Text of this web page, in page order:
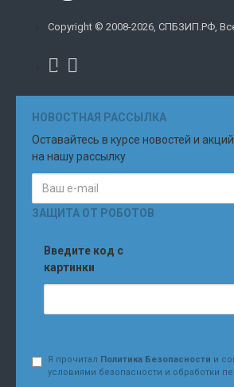
Copyright © 2008-2026, СПБЗИП.РФ,
НОВОСТНАЯ РАССЫЛКА
Оставайтесь в курсе новостей и
на нашу рассылку
ЗАЩИТА ОТ РОБОТОВ
Введите код с
картинки
Я прочитал Политика Безопасности и
условиями безопасности и обработки